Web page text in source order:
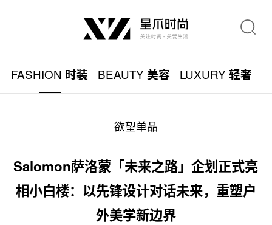
FASHION 时装 BEAUTY美容 LUXURY轻奢
欲望单品
Salomon萨洛蒙「未来之路」企划正式亮
相小白楼：以先锋设计对话未来，重塑户
外美学新边界